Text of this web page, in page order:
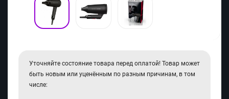
Уточняйте состояние товара перед оплатой! Товар может
быть новым или уценённым по разным причинам, в том
числе: